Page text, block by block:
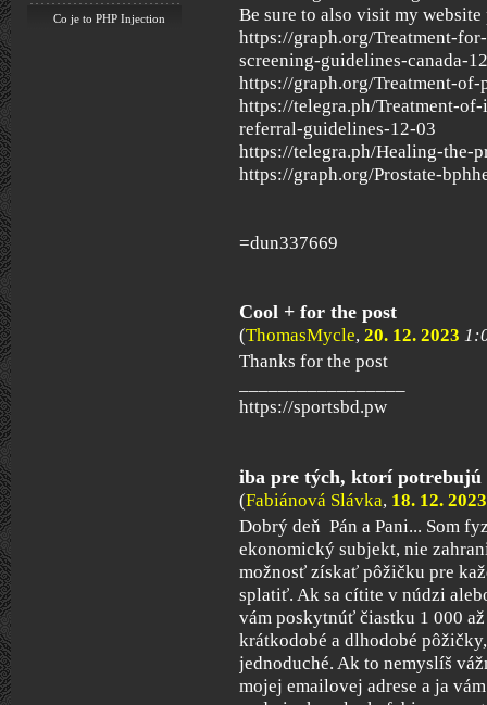
Co je to PHP Injection
Be sure to also visit my website
https://graph.org/Treatment-
screening-guidelines-canada-
https://graph.org/Treatment-
https://telegra.ph/Treatment-
referral-guidelines-12-03
https://telegra.ph/Healing-the-
https://graph.org/Prostate-
=dun337669
Cool + for the post
(ThomasMycle, 20. 12. 2023
Thanks for the post
https://sportsbd.pw
iba pre tých, ktorí potrebujú
(Fabiánová Slávka, 18. 12. 2023
Dobrý deň Pán a Pani... Som
ekonomický subjekt, nie
možnosť získať pôžičku pre
splatiť. Ak sa cítite v núdzi
vám poskytnúť čiastku 1 000
krátkodobé a dlhodobé
jednoduché. Ak to nemyslíš
mojej emailovej adrese a ja